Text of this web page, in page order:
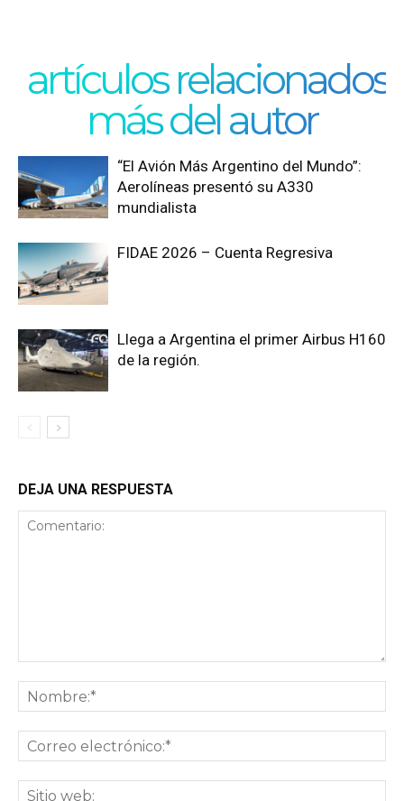
artículos relacionados
más del autor
“El Avión Más Argentino del Mundo”:
Aerolíneas presentó su A330
mundialista
FIDAE 2026 – Cuenta Regresiva
Llega a Argentina el primer Airbus H160
de la región.
DEJA UNA RESPUESTA